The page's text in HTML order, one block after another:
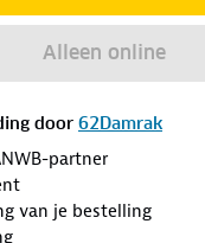
Alleen online
door 62Damrak
partner
van je bestelling